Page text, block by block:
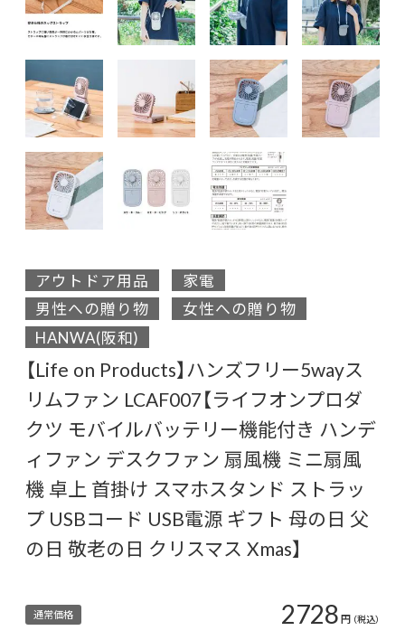
アウトドア用品
家電
男性への贈り物
女性への贈り物
HANWA(阪和)
【Life on Products】ハンズフリー5wayス
リムファン LCAF007【ライフオンプロダ
クツ モバイルバッテリー機能付き ハンデ
ィファン デスクファン 扇風機 ミニ扇風
機 卓上 首掛け スマホスタンド ストラッ
プ USBコード USB電源 ギフト 母の日 父
の日 敬老の日 クリスマス Xmas】
通常価格 2728円 （税込）